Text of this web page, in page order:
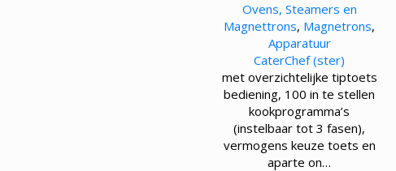
Ovens, Steamers en
Magnettrons, Magnetrons,
Apparatuur
CaterChef (ster)
met overzichtelijke tiptoets
bediening, 100 in te stellen
kookprogramma’s
(instelbaar tot 3 fasen),
vermogens keuze toets en
aparte on…